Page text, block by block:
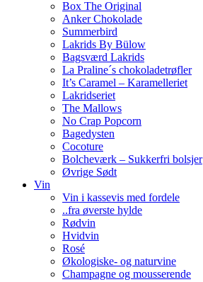
Box The Original
Anker Chokolade
Summerbird
Lakrids By Bülow
Bagsværd Lakrids
La Praline´s chokoladetrøfler
It’s Caramel – Karamelleriet
Lakridseriet
The Mallows
No Crap Popcorn
Bagedysten
Cocoture
Bolcheværk – Sukkerfri bolsjer
Øvrige Sødt
Vin
Vin i kassevis med fordele
..fra øverste hylde
Rødvin
Hvidvin
Rosé
Økologiske- og naturvine
Champagne og mousserende